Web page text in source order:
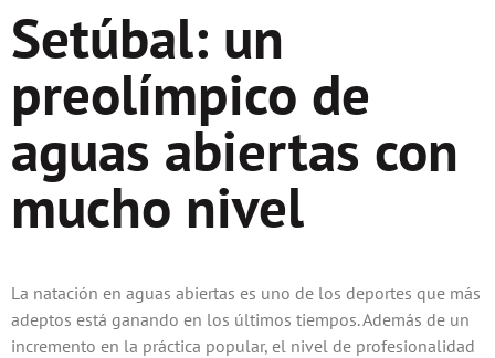
Setúbal: un
preolímpico de
aguas abiertas con
mucho nivel
La natación en aguas abiertas es uno de los deportes que más
adeptos está ganando en los últimos tiempos. Además de un
incremento en la práctica popular, el nivel de profesionalidad